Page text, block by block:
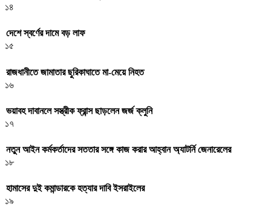
১৪
দেশে স্বর্ণের দামে বড় লাফ
১৫
রাজধানীতে জামাতার ছুরিকাঘাতে মা-মেয়ে নিহত
১৬
ভয়াবহ দাবানলে সস্ত্রীক ফ্রান্স ছাড়লেন জর্জ ক্লুনি
১৭
নতুন আইন কর্মকর্তাদের সততার সঙ্গে কাজ করার আহ্বান অ্যাটর্নি জেনারেলের
১৮
হামাসের দুই কমান্ডারকে হত্যার দাবি ইসরাইলের
১৯